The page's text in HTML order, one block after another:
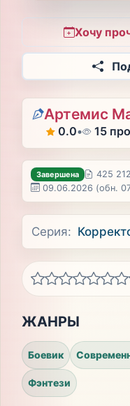
Хочу
Артемис
0.0• 15
Завершена
425
09.06.2026 (обн.
Серия:
ЖАНРЫ
Боевик
Фэнтези